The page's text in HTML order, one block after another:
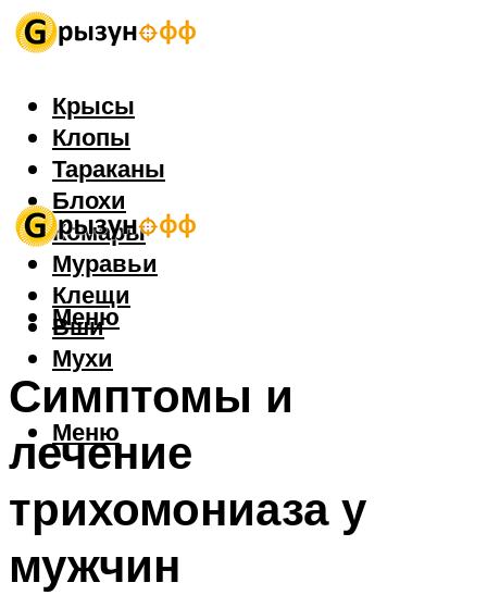
Крысы
Клопы
Тараканы
Блохи
Комары
Муравьи
Клещи
Вши
Мухи
Меню
Меню
Симптомы и
лечение
трихомониаза у
мужчин